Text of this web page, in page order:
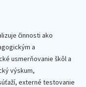
činnosti ako
a
usmerňovanie škôl a
výskum,
externé testovanie